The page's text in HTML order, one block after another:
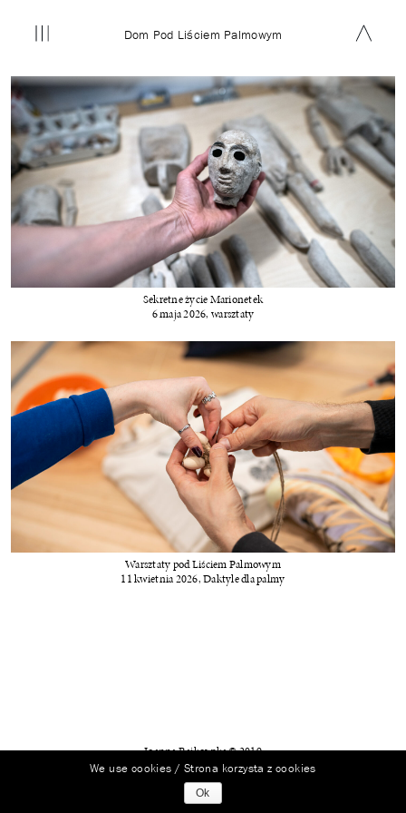
Dom Pod Liściem Palmowym
Sekretne życie Marionetek
6 maja 2026, warsztaty
Warsztaty pod Liściem Palmowym
11 kwietnia 2026, Daktyle dla palmy
Joanna Rajkowska © 2019
We use cookies / Strona korzysta z cookies
Ok